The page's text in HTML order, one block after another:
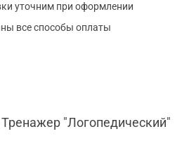
уточним при оформлении
все способы оплаты
"Логопедический"